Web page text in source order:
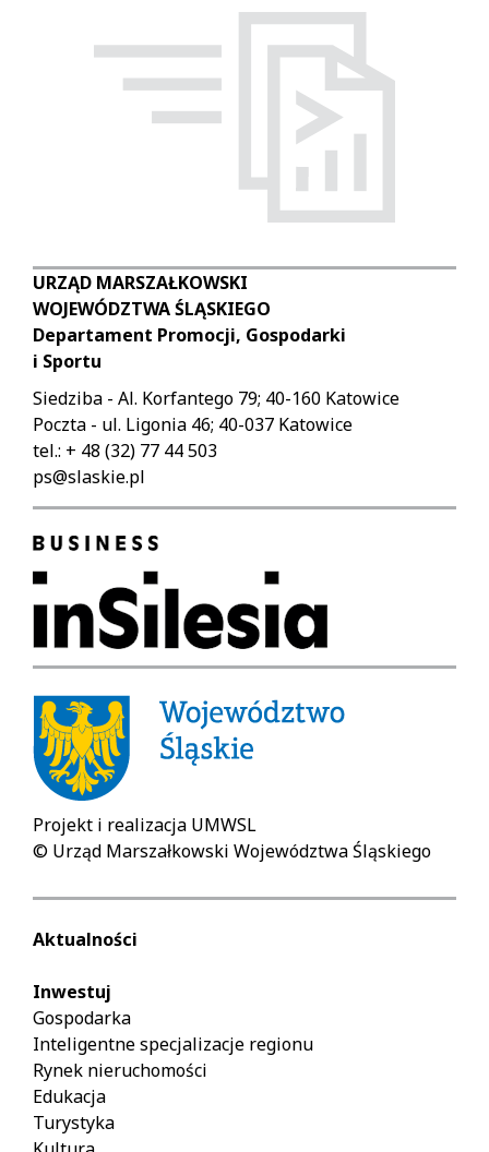
URZĄD MARSZAŁKOWSKI
WOJEWÓDZTWA ŚLĄSKIEGO
Departament Promocji, Gospodarki
i Sportu
Siedziba - Al. Korfantego 79; 40-160 Katowice
Poczta - ul. Ligonia 46; 40-037 Katowice
tel.: + 48 (32) 77 44 503
ps@slaskie.pl
Projekt i realizacja UMWSL
© Urząd Marszałkowski Województwa Śląskiego
Aktualności
Inwestuj
Gospodarka
Inteligentne specjalizacje regionu
Rynek nieruchomości
Edukacja
Turystyka